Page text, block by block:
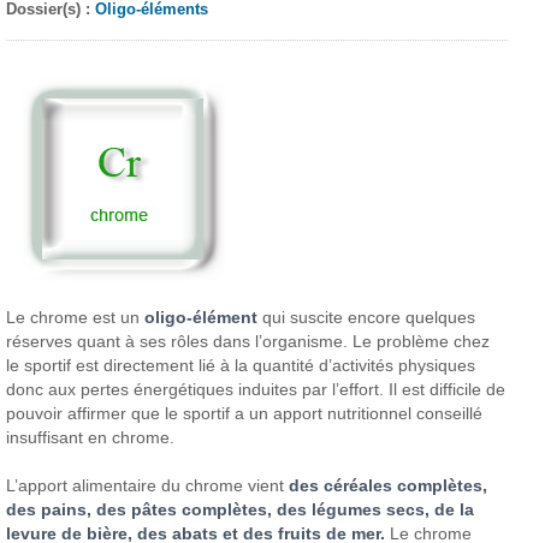
Dossier(s) :Oligo-éléments
Le chrome est unoligo-élément qui suscite encore quelques
réserves quant à ses rôles dans l’organisme. Le problème chez
le sportif est directement lié à la quantité d’activités physiques
donc aux pertes énergétiques induites par l’effort. Il est difficile de
pouvoir affirmer que le sportif a un apport nutritionnel conseillé
insuffisant en chrome.
L’apport alimentaire du chrome vientdes céréales complètes,
des pains, des pâtes complètes, des légumes secs, de la
levure de bière, des abats et des fruits de mer. Le chrome